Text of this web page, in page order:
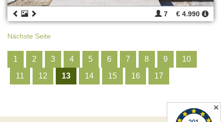
7 € 4.990
Nächste Seite
1 2 3 4 5 6 7 8 9
10
11
12 13 14 15 16 17
✕